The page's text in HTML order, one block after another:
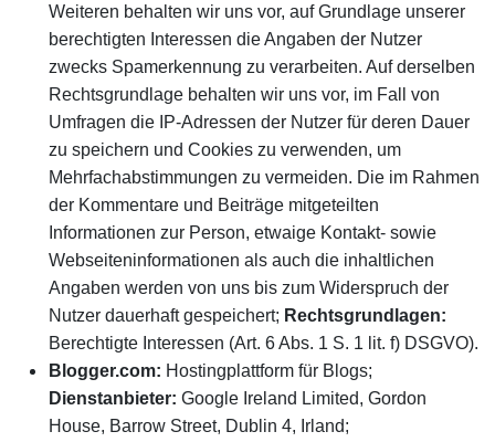
Weiteren behalten wir uns vor, auf Grundlage unserer
berechtigten Interessen die Angaben der Nutzer
zwecks Spamerkennung zu verarbeiten. Auf derselben
Rechtsgrundlage behalten wir uns vor, im Fall von
Umfragen die IP-Adressen der Nutzer für deren Dauer
zu speichern und Cookies zu verwenden, um
Mehrfachabstimmungen zu vermeiden. Die im Rahmen
der Kommentare und Beiträge mitgeteilten
Informationen zur Person, etwaige Kontakt- sowie
Webseiteninformationen als auch die inhaltlichen
Angaben werden von uns bis zum Widerspruch der
Nutzer dauerhaft gespeichert; Rechtsgrundlagen:
Berechtigte Interessen (Art. 6 Abs. 1 S. 1 lit. f) DSGVO).
Blogger.com: Hostingplattform für Blogs;
Dienstanbieter: Google Ireland Limited, Gordon
House, Barrow Street, Dublin 4, Irland;